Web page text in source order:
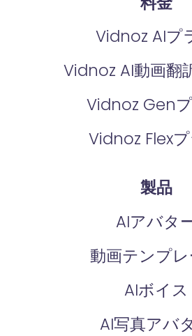
Vidnoz AIプ
Vidnoz AI動画翻
Vidnoz Gen
Vidnoz Flex
製品
AIアバタ
動画テンプレ
AIボイス
AI写真アバ